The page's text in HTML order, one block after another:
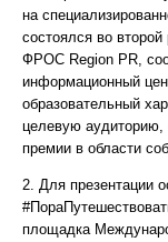
на
состоялся во
ФРОС Region PR,
информационный
образовательный
целевую аудиторию,
премии в области
2. Для презентации
площадка